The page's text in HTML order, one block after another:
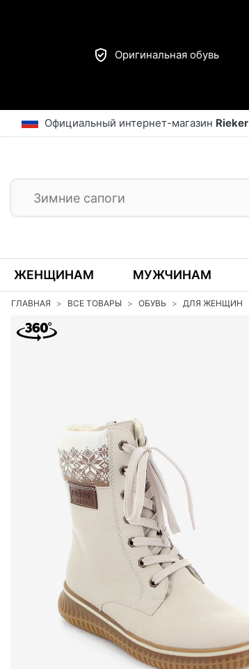
Оригинальная обувь
Официальный интернет-магазин Rieker
ЖЕНЩИНАМ МУЖЧИНАМ
ГЛАВНАЯ ВСЕ ТОВАРЫ ОБУВЬ ДЛЯ ЖЕНЩИН